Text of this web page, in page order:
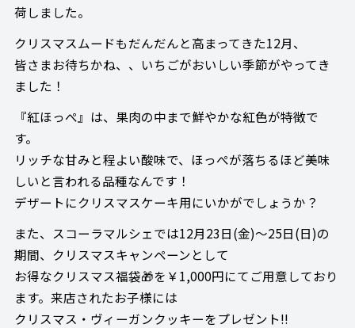
荷しました。
クリスマスムードもだんだんと高まってきた12月、
皆さまお待ちかね、、いちごがおいしい季節がやってき
ました！
『紅ほっぺ』は、果肉の中まで鮮やかな紅色が特徴で
す。
リッチな甘みと程よい酸味で、ほっぺが落ちるほど美味
しいと言われる品種なんです！
デザートにクリスマスケーキ用にいかがでしょうか？
また、スコーラマルシェでは12月23日(金)～25日(日)の
期間、クリスマスキャンペーンとして
お得なクリスマス福袋🎁を￥1,000円にてご用意しており
ます。来店されたお子様には
クリスマス・ヴィーガンクッキーをプレゼント!!